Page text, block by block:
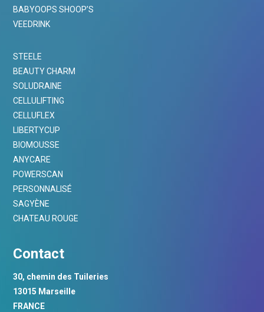
BABYOOPS SHOOP’S
VEEDRINK
STEELE
BEAUTY CHARM
SOLUDRAINE
CELLULIFTING
CELLUFLEX
LIBERTYCUP
BIOMOUSSE
ANYCARE
POWERSCAN
PERSONNALISÉ
SAGYÈNE
CHATEAU ROUGE
Contact
30, chemin des Tuileries
13015 Marseille
FRANCE